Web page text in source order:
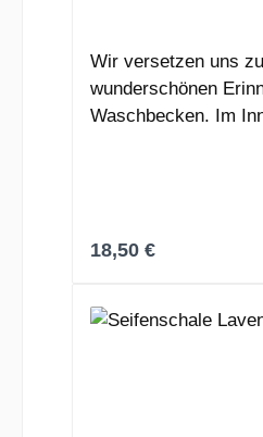
Wir versetzen uns
wunderschönen
Waschbecken. Im
Regulärer Preis:
18,50 €